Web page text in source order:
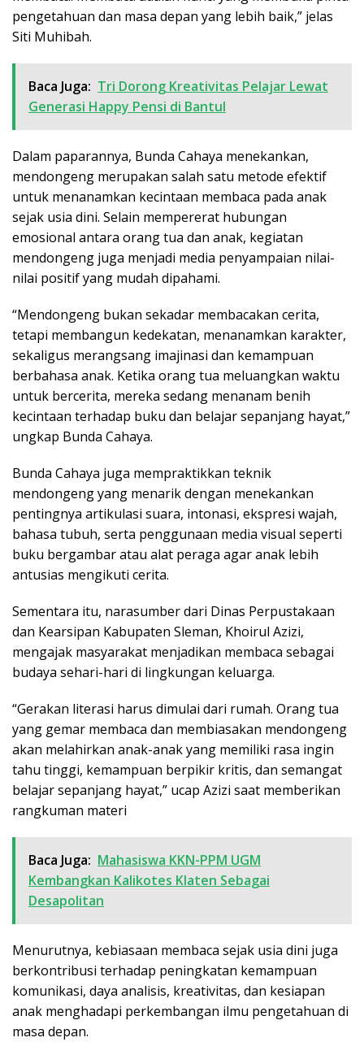
pengetahuan dan masa depan yang lebih baik,” jelas
Siti Muhibah.
Baca Juga: Tri Dorong Kreativitas Pelajar Lewat
Generasi Happy Pensi di Bantul
Dalam paparannya, Bunda Cahaya menekankan,
mendongeng merupakan salah satu metode efektif
untuk menanamkan kecintaan membaca pada anak
sejak usia dini. Selain mempererat hubungan
emosional antara orang tua dan anak, kegiatan
mendongeng juga menjadi media penyampaian nilai-
nilai positif yang mudah dipahami.
“Mendongeng bukan sekadar membacakan cerita,
tetapi membangun kedekatan, menanamkan karakter,
sekaligus merangsang imajinasi dan kemampuan
berbahasa anak. Ketika orang tua meluangkan waktu
untuk bercerita, mereka sedang menanam benih
kecintaan terhadap buku dan belajar sepanjang hayat,”
ungkap Bunda Cahaya.
Bunda Cahaya juga mempraktikkan teknik
mendongeng yang menarik dengan menekankan
pentingnya artikulasi suara, intonasi, ekspresi wajah,
bahasa tubuh, serta penggunaan media visual seperti
buku bergambar atau alat peraga agar anak lebih
antusias mengikuti cerita.
Sementara itu, narasumber dari Dinas Perpustakaan
dan Kearsipan Kabupaten Sleman, Khoirul Azizi,
mengajak masyarakat menjadikan membaca sebagai
budaya sehari-hari di lingkungan keluarga.
“Gerakan literasi harus dimulai dari rumah. Orang tua
yang gemar membaca dan membiasakan mendongeng
akan melahirkan anak-anak yang memiliki rasa ingin
tahu tinggi, kemampuan berpikir kritis, dan semangat
belajar sepanjang hayat,” ucap Azizi saat memberikan
rangkuman materi
Baca Juga: Mahasiswa KKN-PPM UGM
Kembangkan Kalikotes Klaten Sebagai
Desapolitan
Menurutnya, kebiasaan membaca sejak usia dini juga
berkontribusi terhadap peningkatan kemampuan
komunikasi, daya analisis, kreativitas, dan kesiapan
anak menghadapi perkembangan ilmu pengetahuan di
masa depan.